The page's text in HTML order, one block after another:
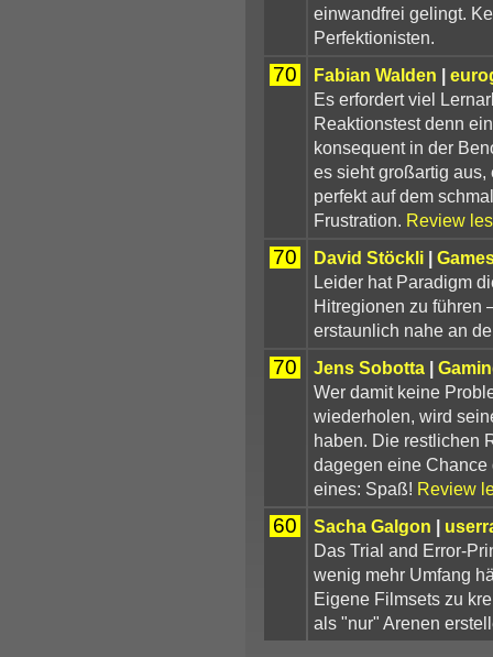
einwandfrei gelingt.
Perfektionisten.
70 Fabian Walden |
Es erfordert viel
Reaktionstest denn
konsequent in der
es sieht großartig
perfekt auf dem
Frustration. Review
70 David Stöckli|
Leider hat Paradigm
Hitregionen zu führen
erstaunlich nahe an
70 Jens Sobotta |
Wer damit keine
wiederholen, wird
haben. Die restlichen
dagegen eine
eines: Spaß! Review
60 Sacha Galgon |
Das Trial and Error-
wenig mehr Umfang
Eigene Filmsets zu
als "nur" Arenen